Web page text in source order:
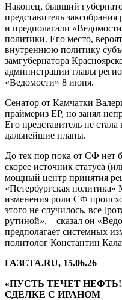
Наконец, бывший
представитель
и предполагали
политики. Его место,
внутреннюю политику
замгубернатора
администрации главы
«Ведомости» 8 июня.
Сенатор от Камчатки
праймериз ЕР, но занял
Его представитель не
дальнейшие планы.
До тех пор пока от СФ нет
скорее источник статуса
мощный центр принятия
«Петербургская
изменения роли СФ
этого не случилось, все
рутиной», – сказал он
предполагает системных
политолог Константин
ГАЗЕТА.RU, 15.06.26
«ПУСТЬ ТЕЧЕТ
СДЕЛКЕ С ИРАНОМ